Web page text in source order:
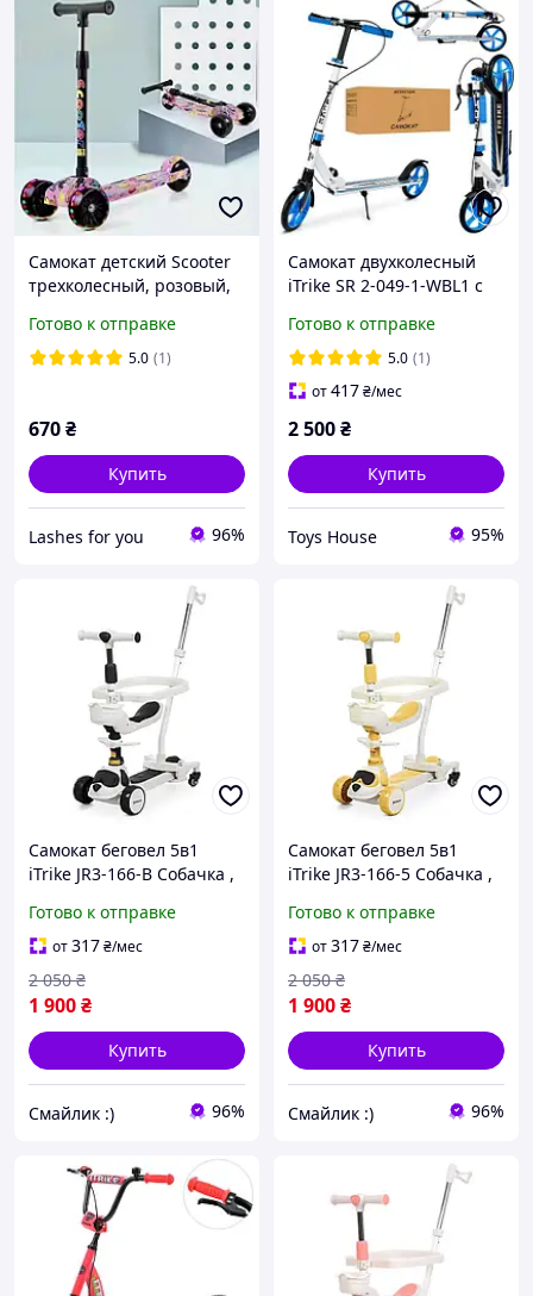
Самокат детский Scooter
трехколесный, розовый,
светящиеся
Готово к отправке
5.0 (1)
670₴
Купить
Lashes for you 96%
Самокат двухколесный
iTrike SR 2-049-1-WBL1 с
амортизатор Белый с
голубым
Готово к отправке
5.0 (1)
от417₴/мес
2 500₴
Купить
Toys House 95%
Самокат беговел 5в1
iTrike JR3-166-B Собачка ,
защитный бампер,
дополнительные
колесики, белый с
черным
Готово к отправке
от317₴/мес
1 900₴
2 050 ₴
Купить
Смайлик :) 96%
Самокат беговел 5в1
iTrike JR3-166-5 Собачка ,
защитный бампер,
дополнительные
колесики, желтый
Готово к отправке
от317₴/мес
1 900₴
2 050 ₴
Купить
Смайлик :) 96%